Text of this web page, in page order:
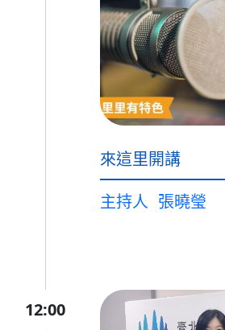
來這里開講
主持人 張曉瑩
12:00